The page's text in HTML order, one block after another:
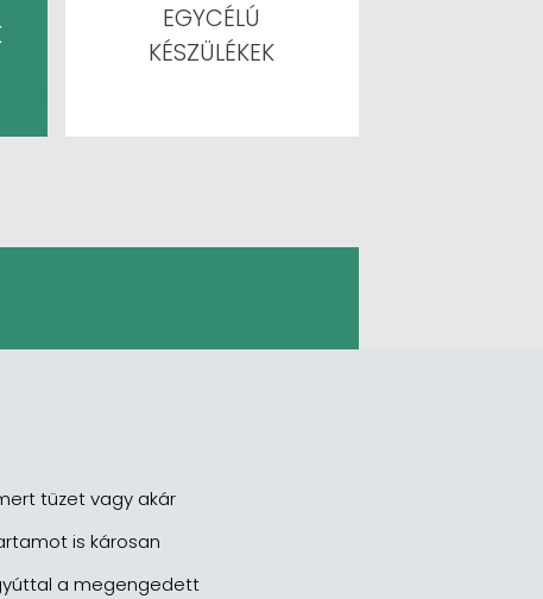
EGYCÉLÚ
KÉSZÜLÉKEK
tüzet vagy akár
is károsan
a megengedett